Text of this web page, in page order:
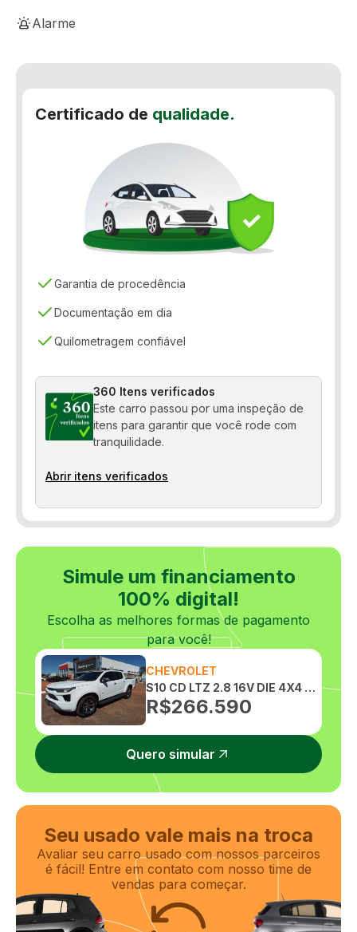
Alarme
Banco Bi-Partido
Bancos de couro
Capota marítima
Controle automático de velocidade
Controle de estabilidade
Controle de tração
Desembaçador traseiro
Direção elétrica
Distribuição eletrônica de frenagem
Farol de neblina
Freio ABS
Pára-choques na cor do veículo
Protetor de caçamba
Retrovisor fotocrômico
Sensor de estacionamento
Travas elétricas
Vidros elétricos
Certificado de qualidade.
Garantia de procedência
Documentação em dia
Quilometragem confiável
360 Itens verificados
Este carro passou por uma inspeção de
itens para garantir que você rode com
tranquilidade.
Abrir itens verificados
Simule um financiamento
100% digital!
Escolha as melhores formas de pagamento
para você!
CHEVROLET
S10 CD LTZ 2.8 16V DIE 4X4 AUTOMATICO
R$266.590
Quero simular
Seu usado vale mais na troca
Avaliar seu carro usado com nossos parceiros
é fácil! Entre em contato com nosso time de
vendas para começar.